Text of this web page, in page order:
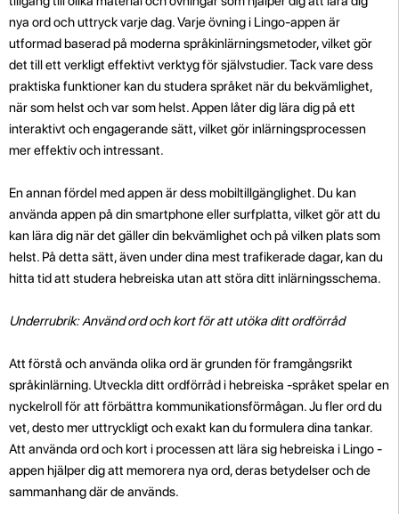
nya ord och uttryck varje dag. Varje övning i Lingo-appen är
utformad baserad på moderna språkinlärningsmetoder, vilket gör
det till ett verkligt effektivt verktyg för självstudier. Tack vare dess
praktiska funktioner kan du studera språket när du bekvämlighet,
när som helst och var som helst. Appen låter dig lära dig på ett
interaktivt och engagerande sätt, vilket gör inlärningsprocessen
mer effektiv och intressant.
En annan fördel med appen är dess mobiltillgänglighet. Du kan
använda appen på din smartphone eller surfplatta, vilket gör att du
kan lära dig när det gäller din bekvämlighet och på vilken plats som
helst. På detta sätt, även under dina mest trafikerade dagar, kan du
hitta tid att studera hebreiska utan att störa ditt inlärningsschema.
Underrubrik: Använd ord och kort för att utöka ditt ordförråd
Att förstå och använda olika ord är grunden för framgångsrikt
språkinlärning. Utveckla ditt ordförråd i hebreiska -språket spelar en
nyckelroll för att förbättra kommunikationsförmågan. Ju fler ord du
vet, desto mer uttryckligt och exakt kan du formulera dina tankar.
Att använda ord och kort i processen att lära sig hebreiska i Lingo -
appen hjälper dig att memorera nya ord, deras betydelser och de
sammanhang där de används.